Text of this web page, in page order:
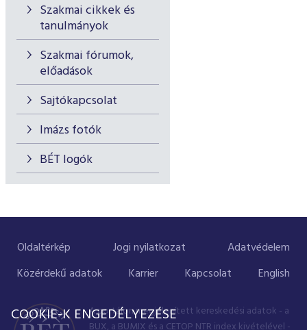
Szakmai cikkek és
tanulmányok
Szakmai fórumok,
előadások
Sajtókapcsolat
Imázs fotók
BÉT logók
Oldaltérkép Jogi nyilatkozat
Adatvédelem
Közérdekű adatok
Karrier Kapcsolat English
A portálon megjelenített kereskedési adatok - a
COOKIE-K ENGEDÉLYEZÉSE